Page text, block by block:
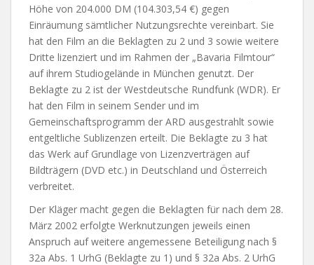
Höhe von 204.000 DM (104.303,54 €) gegen
Einräumung sämtlicher Nutzungsrechte vereinbart. Sie
hat den Film an die Beklagten zu 2 und 3 sowie weitere
Dritte lizenziert und im Rahmen der „Bavaria Filmtour“
auf ihrem Studiogelände in München genutzt. Der
Beklagte zu 2 ist der Westdeutsche Rundfunk (WDR). Er
hat den Film in seinem Sender und im
Gemeinschaftsprogramm der ARD ausgestrahlt sowie
entgeltliche Sublizenzen erteilt. Die Beklagte zu 3 hat
das Werk auf Grundlage von Lizenzverträgen auf
Bildträgern (DVD etc.) in Deutschland und Österreich
verbreitet.
Der Kläger macht gegen die Beklagten für nach dem 28.
März 2002 erfolgte Werknutzungen jeweils einen
Anspruch auf weitere angemessene Beteiligung nach §
32a Abs. 1 UrhG (Beklagte zu 1) und § 32a Abs. 2 UrhG